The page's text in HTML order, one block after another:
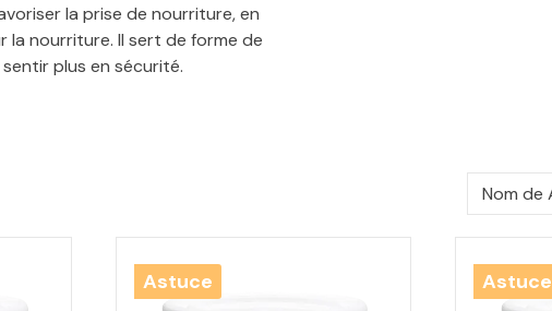
la prise de nourriture, en
nourriture. Il sert de forme de
plus en sécurité.
Astuce Astuce